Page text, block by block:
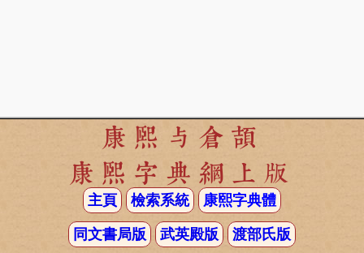
康熙与倉頡
康熙字典網上版
主頁 檢索系統 康熙字典體
同文書局版 武英殿版 渡部氏版